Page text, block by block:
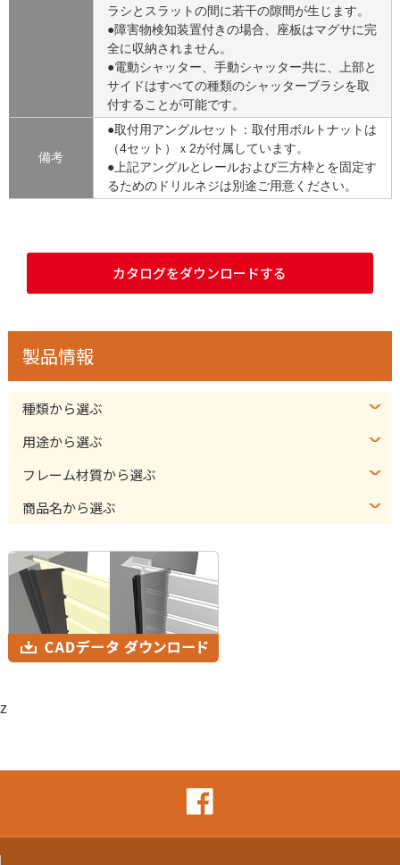
ラシとスラットの間に若干の隙間が生じます。
●障害物検知装置付きの場合、座板はマグサに完
全に収納されません。
●電動シャッター、手動シャッター共に、上部と
サイドはすべての種類のシャッターブラシを取
付することが可能です。
備考
●取付用アングルセット：取付用ボルトナットは
（4セット）ｘ2が付属しています。
●上記アングルとレールおよび三方枠とを固定す
るためのドリルネジは別途ご用意ください。
カタログをダウンロードする
製品情報
種類から選ぶ
用途から選ぶ
フレーム材質から選ぶ
商品名から選ぶ
z